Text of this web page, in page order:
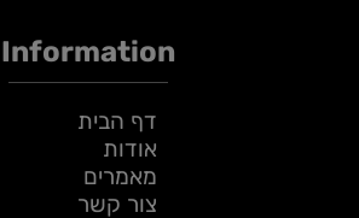
Information
דף הבית
אודות
מאמרים
צור קשר